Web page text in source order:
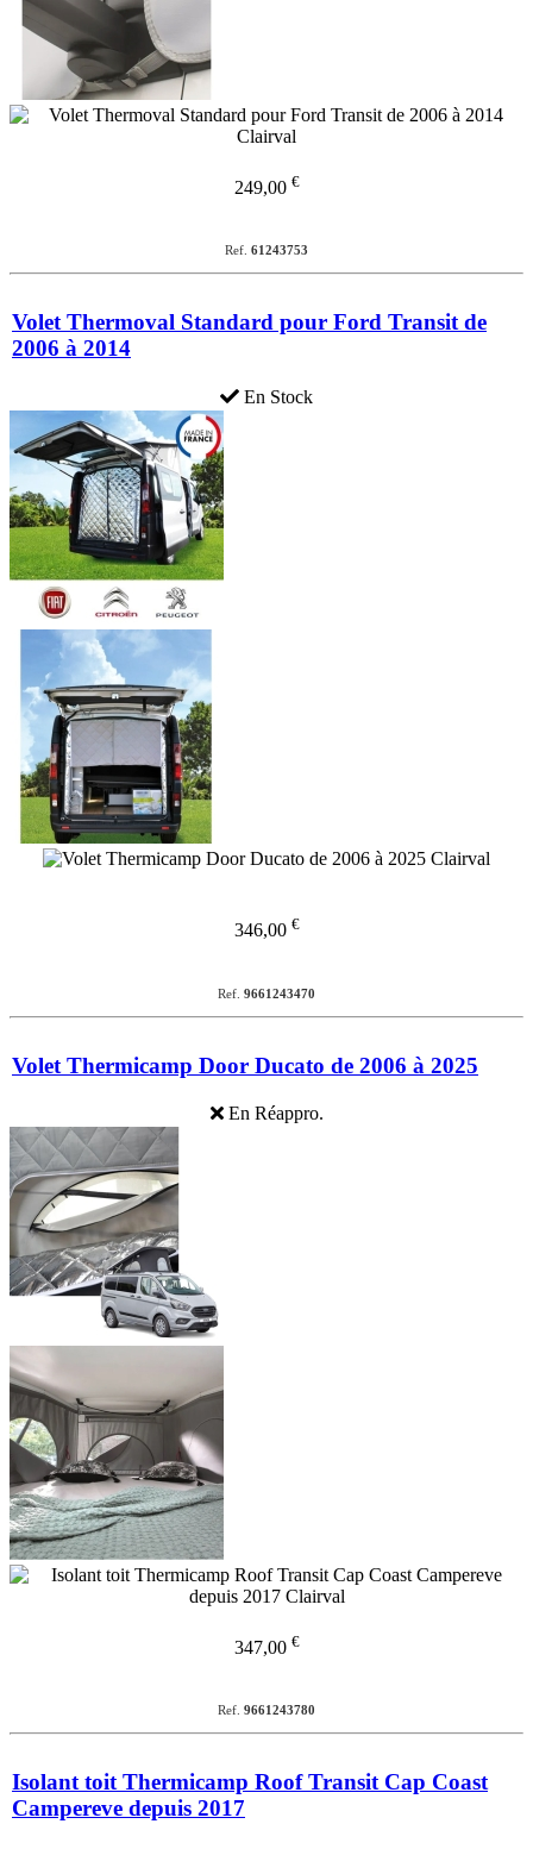
249,00 €
Ref. 61243753
Volet Thermoval Standard pour Ford Transit de
2006 à 2014
En Stock
346,00 €
Ref. 9661243470
Volet Thermicamp Door Ducato de 2006 à 2025
En Réappro.
347,00 €
Ref. 9661243780
Isolant toit Thermicamp Roof Transit Cap Coast
Campereve depuis 2017